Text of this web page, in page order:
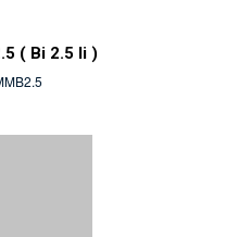
( Bi 2.5 li )